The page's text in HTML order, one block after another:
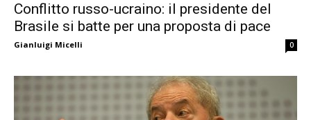
Conflitto russo-ucraino: il presidente del
Brasile si batte per una proposta di pace
Gianluigi Micelli 0